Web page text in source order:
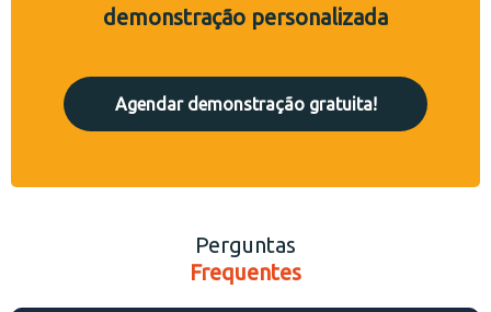
demonstração personalizada
Agendar demonstração gratuita!
Perguntas
Frequentes